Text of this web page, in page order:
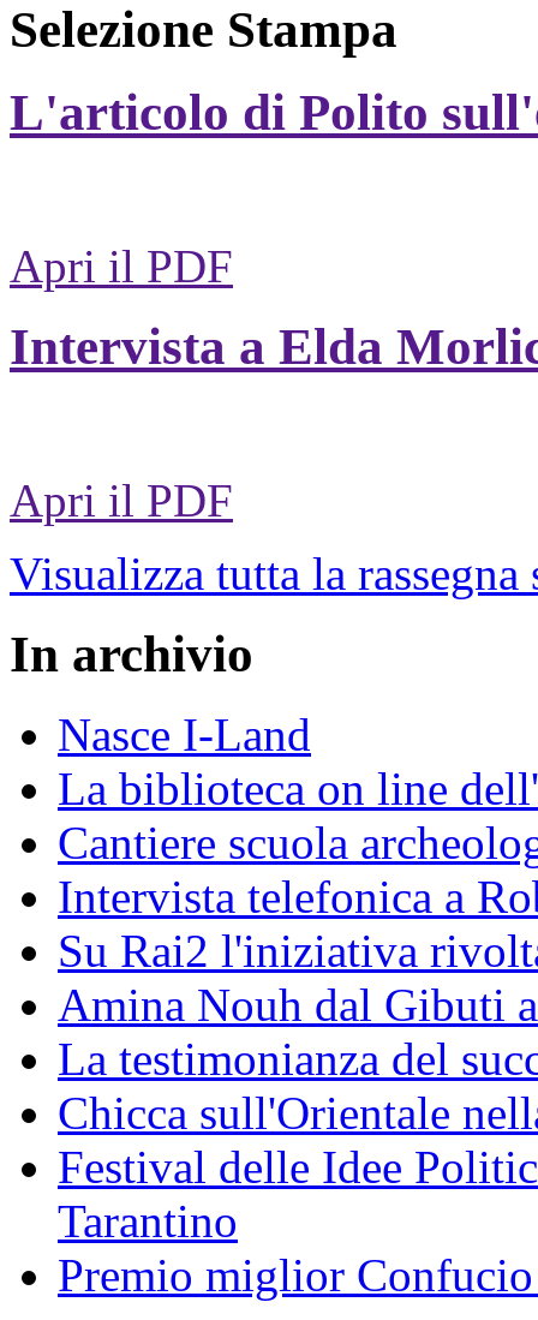
Selezione Stampa
L'articolo di Polito
Apri il PDF
Intervista a Elda
Apri il PDF
Visualizza tutta la rassegna
In archivio
Nasce I-Land
La biblioteca on line
Cantiere scuola
Intervista telefonica a
Su Rai2 l'iniziativa
Amina Nouh dal Gibuti
La testimonianza del
Chicca sull'Orientale
Festival delle Idee
Tarantino
Premio miglior